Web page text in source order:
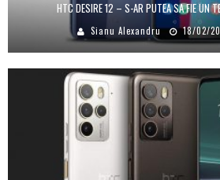
HTC DESIRE 12 – S-AR PUTEA SA FIE UN
Sianu Alexandru 18/02/